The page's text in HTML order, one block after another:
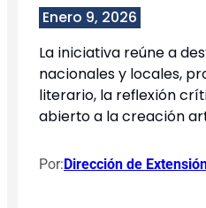
Enero 9, 2026
La iniciativa reúne a
nacionales y locales,
literario, la reflexión
abierto a la creación
Por:Dirección de